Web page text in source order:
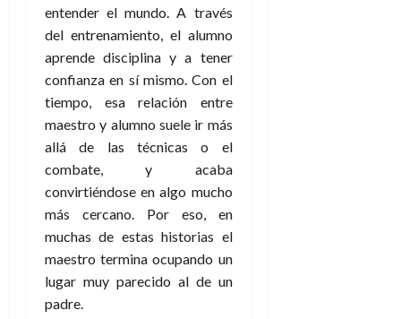
entender el mundo. A través
del entrenamiento, el alumno
aprende disciplina y a tener
confianza en sí mismo. Con el
tiempo, esa relación entre
maestro y alumno suele ir más
allá de las técnicas o el
combate, y acaba
convirtiéndose en algo mucho
más cercano. Por eso, en
muchas de estas historias el
maestro termina ocupando un
lugar muy parecido al de un
padre.